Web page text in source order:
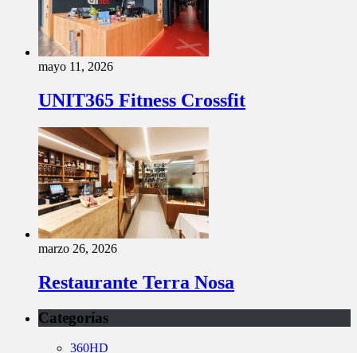
mayo 11, 2026
UNIT365 Fitness Crossfit
marzo 26, 2026
Restaurante Terra Nosa
Categorías
360HD